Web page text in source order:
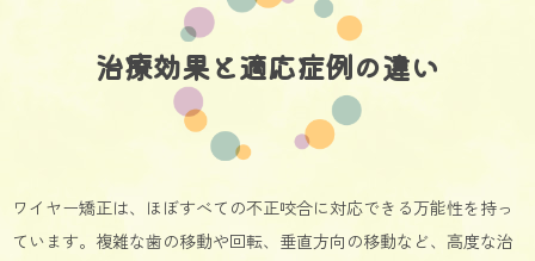
治療効果と適応症例の違い
ワイヤー矯正は、ほぼすべての不正咬合に対応できる万能性を持っ
ています。複雑な歯の移動や回転、垂直方向の移動など、高度な治